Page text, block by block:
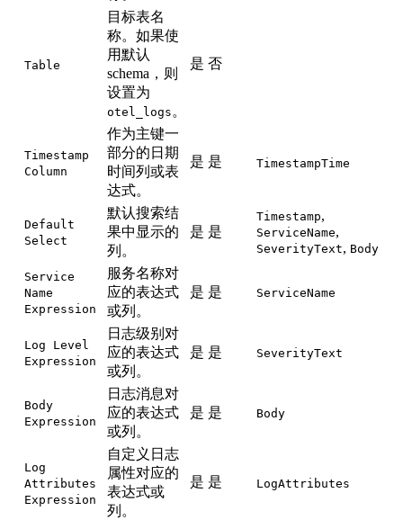
Table
目标表名
称。如果使
用默认
schema，则
设置为
otel_logs 。
是 否
Timestamp
Column
作为主键一
部分的日期
时间列或表
达式。
是 是 TimestampTime
Default
Select
默认搜索结
果中显示的
列。
是 是
Timestamp,
ServiceName,
SeverityText, Body
Service
Name
Expression
服务名称对
应的表达式
或列。
是 是 ServiceName
Log Level
Expression
日志级别对
应的表达式
或列。
是 是 SeverityText
Body
Expression
日志消息对
应的表达式
或列。
是 是 Body
Log
Attributes
Expression
自定义日志
属性对应的
表达式或
列。
是 是 LogAttributes